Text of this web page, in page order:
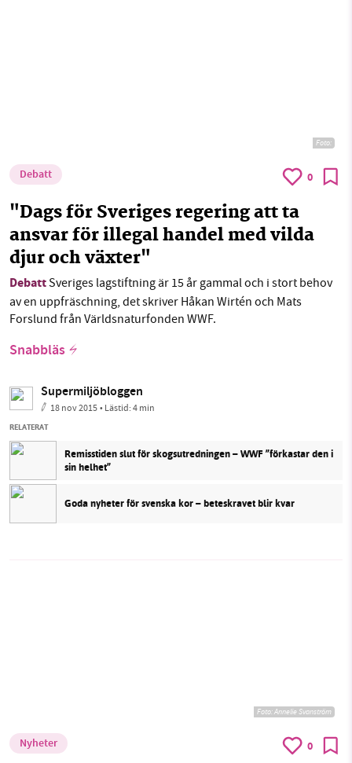
Foto:
Debatt 0
"Dags för Sveriges regering att ta
ansvar för illegal handel med vilda
djur och växter"
DebattSveriges lagstiftning är 15 år gammal och i stort behov
av en uppfräschning, det skriver Håkan Wirtén och Mats
Forslund från Världsnaturfonden WWF.
Snabbläs
Supermiljöbloggen
18 nov 2015• Lästid:4 min
RELATERAT
Remisstiden slut för skogsutredningen – WWF ”förkastar den i
sin helhet”
Goda nyheter för svenska kor – beteskravet blir kvar
Foto:Annelie Svanström
Nyheter 0